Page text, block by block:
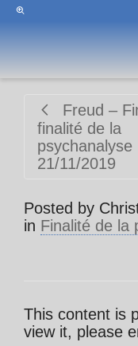
Freud –
finalité de la
psychanalyse
21/11/2019
Posted by
in Finalité de la
This content is
view it, please